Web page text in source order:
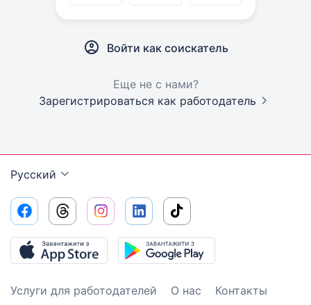
Войти как соискатель
Еще не с нами?
Зарегистрироваться как работодатель
Русский
Услуги для работодателей О нас
Контакты